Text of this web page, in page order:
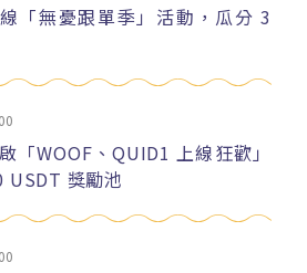
「無憂跟單季」活動，瓜分 3
「WOOF、QUID1 上線狂歡」
USDT 獎勵池